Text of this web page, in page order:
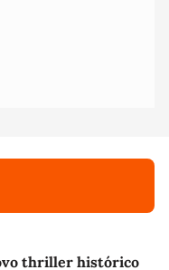
thriller histórico